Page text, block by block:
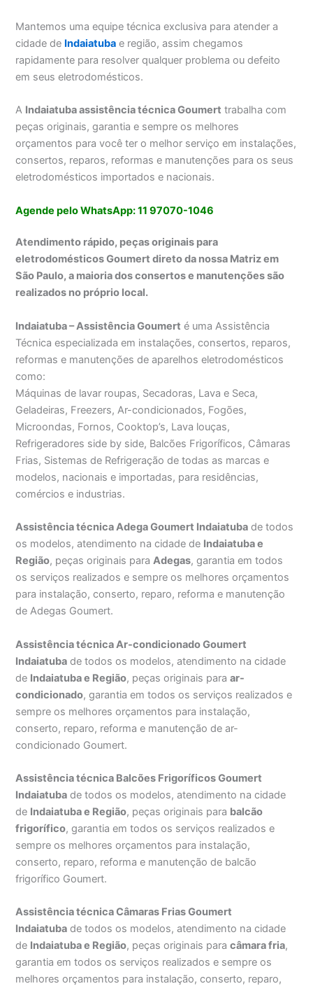
Mantemos uma equipe técnica exclusiva para atender a
cidade de Indaiatuba e região, assim chegamos
rapidamente para resolver qualquer problema ou defeito
em seus eletrodomésticos.
A Indaiatuba assistência técnica Goumert trabalha com
peças originais, garantia e sempre os melhores
orçamentos para você ter o melhor serviço em instalações,
consertos, reparos, reformas e manutenções para os seus
eletrodomésticos importados e nacionais.
Agende pelo WhatsApp: 11 97070-1046
Atendimento rápido, peças originais para
eletrodomésticos Goumert direto da nossa Matriz em
São Paulo, a maioria dos consertos e manutenções são
realizados no próprio local.
Indaiatuba – Assistência Goumert é uma Assistência
Técnica especializada em instalações, consertos, reparos,
reformas e manutenções de aparelhos eletrodomésticos
como:
Máquinas de lavar roupas, Secadoras, Lava e Seca,
Geladeiras, Freezers, Ar-condicionados, Fogões,
Microondas, Fornos, Cooktop’s, Lava louças,
Refrigeradores side by side, Balcões Frigoríficos, Câmaras
Frias, Sistemas de Refrigeração de todas as marcas e
modelos, nacionais e importadas, para residências,
comércios e industrias.
Assistência técnica Adega Goumert Indaiatuba de todos
os modelos, atendimento na cidade de Indaiatuba e
Região, peças originais paraAdegas, garantia em todos
os serviços realizados e sempre os melhores orçamentos
para instalação, conserto, reparo, reforma e manutenção
de Adegas Goumert.
Assistência técnica Ar-condicionado Goumert
Indaiatuba de todos os modelos, atendimento na cidade
de Indaiatuba e Região, peças originais paraar-
condicionado, garantia em todos os serviços realizados e
sempre os melhores orçamentos para instalação,
conserto, reparo, reforma e manutenção de ar-
condicionado Goumert.
Assistência técnica Balcões Frigoríficos Goumert
Indaiatuba de todos os modelos, atendimento na cidade
de Indaiatuba e Região, peças originais para balcão
frigorífico, garantia em todos os serviços realizados e
sempre os melhores orçamentos para instalação,
conserto, reparo, reforma e manutenção de balcão
frigorífico Goumert.
Assistência técnica Câmaras Frias Goumert
Indaiatuba de todos os modelos, atendimento na cidade
de Indaiatuba e Região, peças originais paracâmara fria,
garantia em todos os serviços realizados e sempre os
melhores orçamentos para instalação, conserto, reparo,